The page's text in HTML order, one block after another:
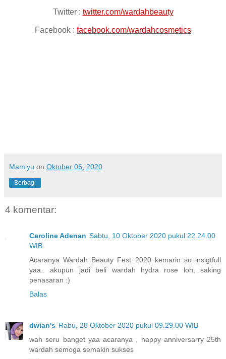
Twitter : twitter.com/wardahbeauty
Facebook : facebook.com/wardahcosmetics
Mamiyu on Oktober 06, 2020
Berbagi
4 komentar:
Caroline Adenan Sabtu, 10 Oktober 2020 pukul 22.24.00
WIB
Acaranya Wardah Beauty Fest 2020 kemarin so insigtfull
yaa.. akupun jadi beli wardah hydra rose loh, saking
penasaran :)
Balas
dwian's Rabu, 28 Oktober 2020 pukul 09.29.00 WIB
wah seru banget yaa acaranya , happy anniversarry 25th
wardah semoga semakin sukses